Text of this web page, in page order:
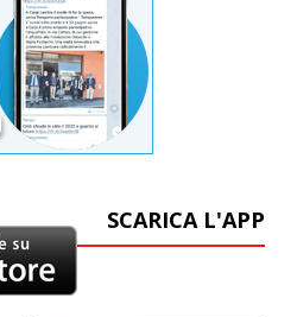
SCARICA L'APP